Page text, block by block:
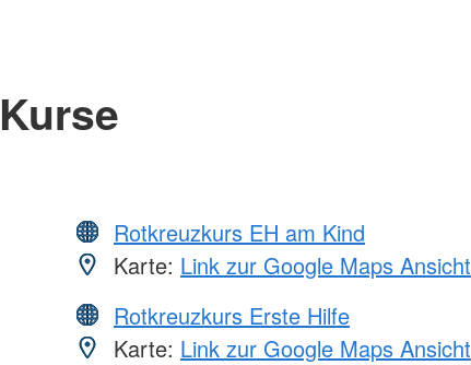
Kurse
Rotkreuzkurs EH am Kind
Karte: Link zur Google Maps Ansicht
Rotkreuzkurs Erste Hilfe
Karte: Link zur Google Maps Ansicht